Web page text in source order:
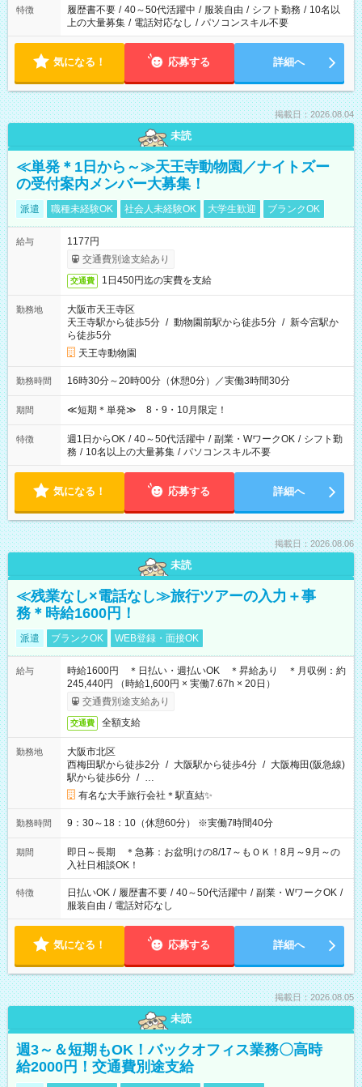
合は応募できません。
特徴 履歴書不要 / 40～50代活躍中 / 服装自由 / シフト勤務 / 10名以
上の大量募集 / 電話対応なし / パソコンスキル不要
気になる！ 応募する 詳細へ
掲載日：2026.08.04
未読
≪単発＊1日から～≫天王寺動物園／ナイトズー
の受付案内メンバー大募集！
派遣 職種未経験OK 社会人未経験OK 大学生歓迎 ブランクOK
給与
1177円
交通費別途支給あり
交通費 1日450円迄の実費を支給
勤務地
大阪市天王寺区
天王寺駅から徒歩5分 / 動物園前駅から徒歩5分 / 新今宮駅か
ら徒歩5分
天王寺動物園
勤務時間 16時30分～20時00分（休憩0分）／実働3時間30分
期間 ≪短期＊単発≫ 8・9・10月限定！
特徴 週1日からOK / 40～50代活躍中 / 副業・WワークOK / シフト勤
務 / 10名以上の大量募集 / パソコンスキル不要
気になる！ 応募する 詳細へ
掲載日：2026.08.06
未読
≪残業なし×電話なし≫旅行ツアーの入力＋事
務＊時給1600円！
派遣 ブランクOK WEB登録・面接OK
給与
時給1600円 ＊日払い・週払いOK ＊昇給あり ＊月収例：約
245,440円 （時給1,600円 × 実働7.67h × 20日）
交通費別途支給あり
交通費 全額支給
勤務地
大阪市北区
西梅田駅から徒歩2分 / 大阪駅から徒歩4分 / 大阪梅田(阪急線)
駅から徒歩6分 / …
有名な大手旅行会社＊駅直結✨
勤務時間 9：30～18：10（休憩60分） ※実働7時間40分
期間
即日～長期 ＊急募：お盆明けの8/17～もＯＫ！8月～9月～の
入社日相談OK！
特徴 日払いOK / 履歴書不要 / 40～50代活躍中 / 副業・WワークOK /
服装自由 / 電話対応なし
気になる！ 応募する 詳細へ
掲載日：2026.08.05
未読
週3～＆短期もOK！バックオフィス業務〇高時
給2000円！交通費別途支給